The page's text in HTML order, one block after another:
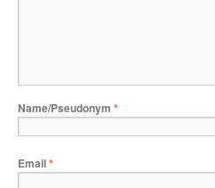
Name/Pseudonym *
Email*